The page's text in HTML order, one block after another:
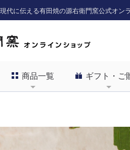
代に伝える有田焼の源右衛門窯公式オン
商品一覧 ギフト・ご